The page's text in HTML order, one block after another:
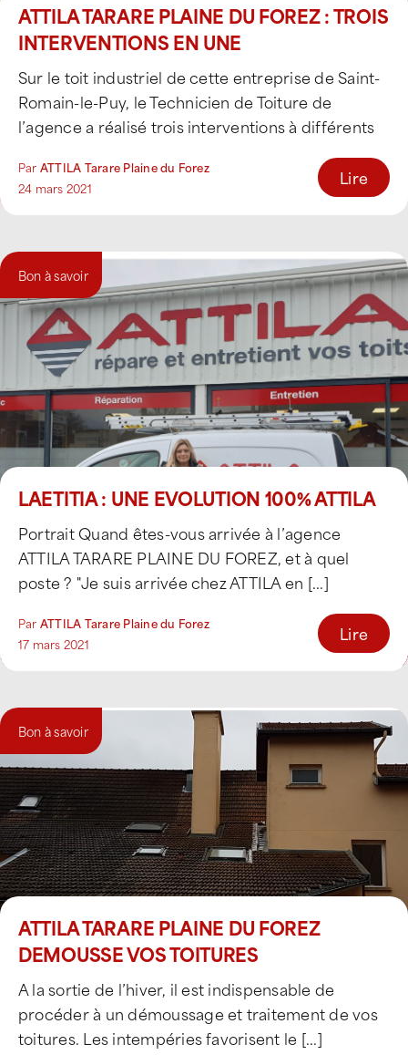
ATTILA TARARE PLAINE DU FOREZ : TROIS
INTERVENTIONS EN UNE
Sur le toit industriel de cette entreprise de Saint-
Romain-le-Puy, le Technicien de Toiture de
l’agence a réalisé trois interventions à différents
Par ATTILA Tarare Plaine du Forez
24 mars 2021
Lire
Bon à savoir
LAETITIA : UNE EVOLUTION 100% ATTILA
Portrait Quand êtes-vous arrivée à l’agence
ATTILA TARARE PLAINE DU FOREZ, et à quel
poste ? "Je suis arrivée chez ATTILA en [...]
Par ATTILA Tarare Plaine du Forez
17 mars 2021
Lire
Bon à savoir
ATTILA TARARE PLAINE DU FOREZ
DEMOUSSE VOS TOITURES
A la sortie de l’hiver, il est indispensable de
procéder à un démoussage et traitement de vos
toitures. Les intempéries favorisent le [...]